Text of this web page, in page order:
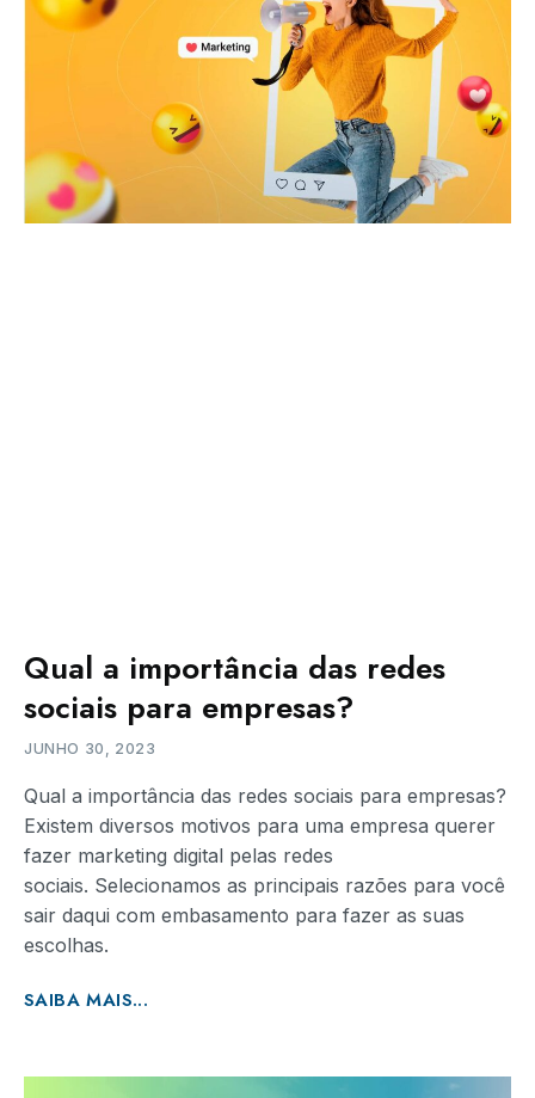
Qual a importância das redes
sociais para empresas?
JUNHO 30, 2023
Qual a importância das redes sociais para empresas?
Existem diversos motivos para uma empresa querer
fazer marketing digital pelas redes
sociais. Selecionamos as principais razões para você
sair daqui com embasamento para fazer as suas
escolhas.
SAIBA MAIS...